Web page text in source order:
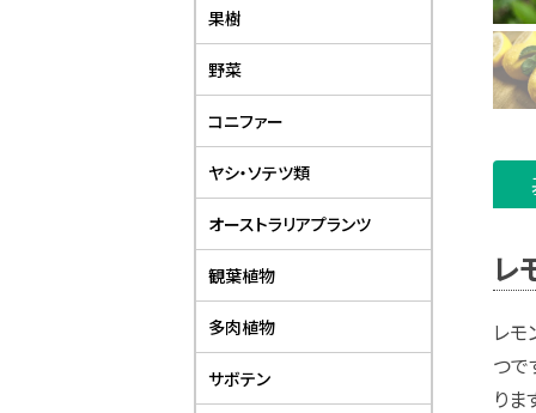
レ
レモ
つで
りま
果樹
野菜
コニファー
ヤシ・ソテツ類
オーストラリアプランツ
観葉植物
多肉植物
サボテン